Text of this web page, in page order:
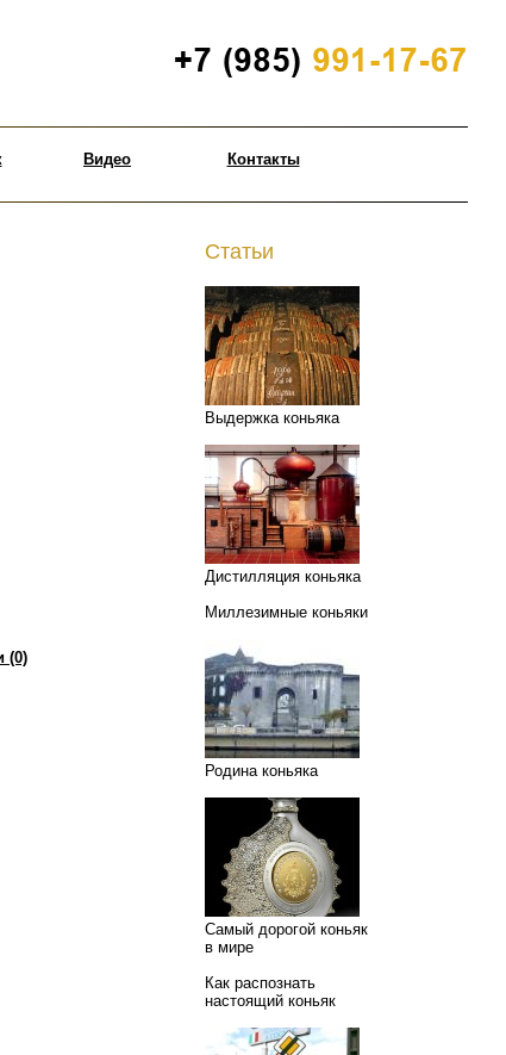
Видео Контакты
(0)
Статьи
Выдержка коньяка
Дистилляция коньяка
Миллезимные коньяки
Родина коньяка
Самый дорогой коньяк
в мире
Как распознать
настоящий коньяк